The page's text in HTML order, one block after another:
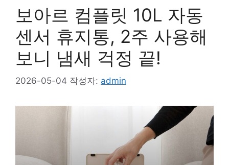
보아르 컴플릿 10L 자동
센서 휴지통, 2주 사용해
보니 냄새 걱정 끝!
2026-05-04 작성자: admin